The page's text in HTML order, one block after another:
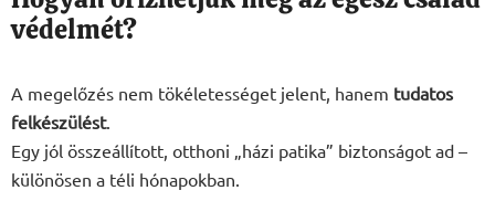
védelmét?
A megelőzés nem tökéletességet jelent, hanem tudatos
felkészülést.
Egy jól összeállított, otthoni „házi patika” biztonságot ad –
különösen a téli hónapokban.